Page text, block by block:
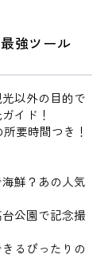
強ツール
以外の目的で
イド！
要時間つき！
鮮？あの人気
公園で記念撮
るぴったりの